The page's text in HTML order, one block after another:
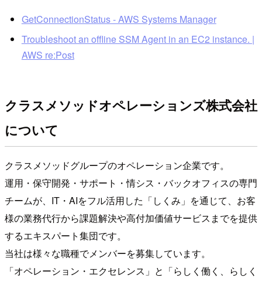
GetConnectionStatus - AWS Systems Manager
Troubleshoot an offline SSM Agent in an EC2 instance. |
AWS re:Post
クラスメソッドオペレーションズ株式会社
について
クラスメソッドグループのオペレーション企業です。
運用・保守開発・サポート・情シス・バックオフィスの専門
チームが、IT・AIをフル活用した「しくみ」を通じて、お客
様の業務代行から課題解決や高付加価値サービスまでを提供
するエキスパート集団です。
当社は様々な職種でメンバーを募集しています。
「オペレーション・エクセレンス」と「らしく働く、らしく